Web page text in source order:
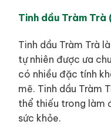
Tinh dầu Tràm Trà
Tinh dầu Tràm Trà
tự nhiên được ưa
có nhiều đặc tính
mẽ. Tinh dầu Tràm
thể thiếu trong làm
sức khỏe.